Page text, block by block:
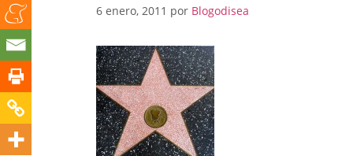
6 enero, 2011 por Blogodisea